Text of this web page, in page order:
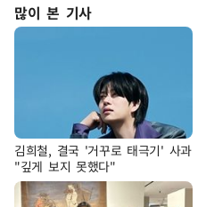
많이 본 기사
김희철, 결국 '거꾸로 태극기' 사과
"깊게 보지 못했다"